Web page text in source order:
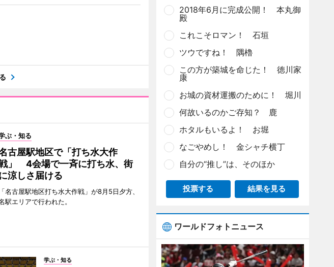
ぶ・知る
古屋駅地区で「打ち水大作
」 4会場で一斉に打ち水、街
涼しさ届ける
「名古屋駅地区打ち水大作戦」が8月5日夕方、
駅エリアで行われた。
学ぶ・知る
2018年6月に完成公開！ 本丸御
殿
これこそロマン！ 石垣
ツウですね！ 隅櫓
この方が築城を命じた！ 徳川家
康
お城の資材運搬のために！ 堀川
何故いるのかご存知？ 鹿
ホタルもいるよ！ お堀
なごやめし！ 金シャチ横丁
自分の“推し”は、そのほか
投票する 結果を見る
ワールドフォトニュース